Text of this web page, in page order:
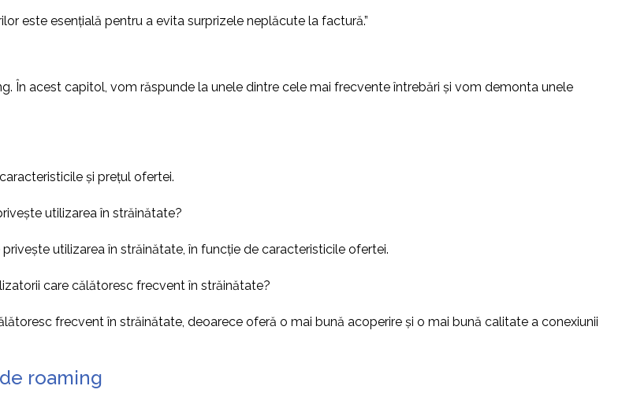
este esențială pentru a evita surprizele neplăcute la factură.”
În acest capitol, vom răspunde la unele dintre cele mai frecvente întrebări și vom demonta unele
și prețul ofertei.
utilizarea în străinătate?
utilizarea în străinătate, în funcție de caracteristicile ofertei.
care călătoresc frecvent în străinătate?
frecvent în străinătate, deoarece oferă o mai bună acoperire și o mai bună calitate a conexiunii
roaming